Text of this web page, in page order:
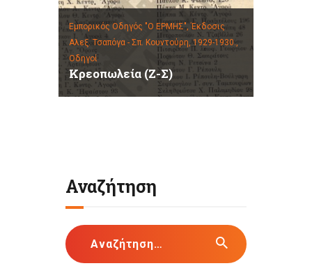
Εμπορικός Οδηγός "Ο ΕΡΜΗΣ", Έκδοσις
Αλεξ. Τσαπόγα - Σπ. Κουντούρη, 1929-1930.,
Οδηγοί
Κρεοπωλεία (Ζ-Σ)
Αναζήτηση
Αναζήτηση
για: